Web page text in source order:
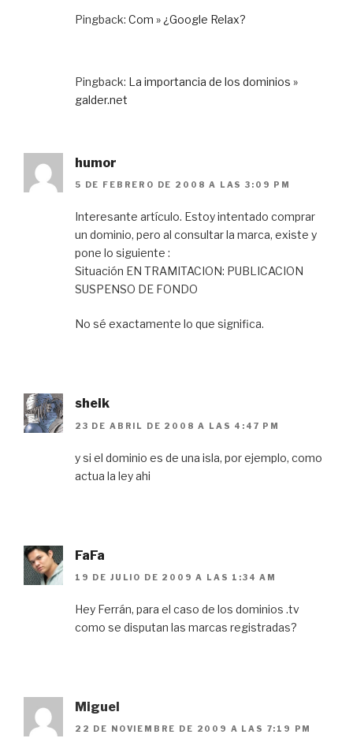
Pingback: Com » ¿Google Relax?
Pingback: La importancia de los dominios »
galder.net
humor
5 DE FEBRERO DE 2008 A LAS 3:09 PM
Interesante artículo. Estoy intentado comprar
un dominio, pero al consultar la marca, existe y
pone lo siguiente :
Situación EN TRAMITACION: PUBLICACION
SUSPENSO DE FONDO
No sé exactamente lo que significa.
sheik
23 DE ABRIL DE 2008 A LAS 4:47 PM
y si el dominio es de una isla, por ejemplo, como
actua la ley ahi
FaFa
19 DE JULIO DE 2009 A LAS 1:34 AM
Hey Ferrán, para el caso de los dominios .tv
como se disputan las marcas registradas?
Miguel
22 DE NOVIEMBRE DE 2009 A LAS 7:19 PM